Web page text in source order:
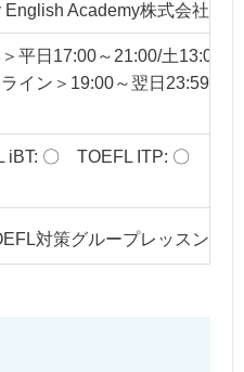
English Academy株式会社
＞平日17:00～21:00/土13:00
ライン＞19:00～翌日23:59ま
iBT: 〇 TOEFL ITP: 〇
対策グループレッスン（